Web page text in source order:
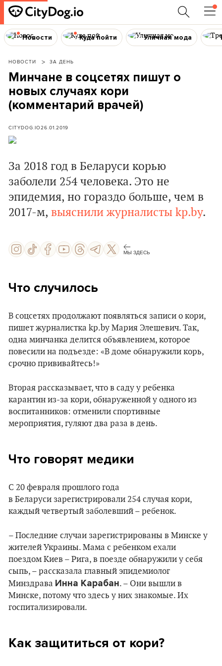
Новости Куда пойти Уличная мода
НОВОСТИ ЗА ДЕНЬ
Минчане в соцсетях пишут о
новых случаях кори
(комментарий врачей)
CITYDOG.IO26.01.2019
За 2018 год в Беларуси корью
заболели 254 человека. Это не
эпидемия, но гораздо больше, чем в
2017-м, выяснили журналисты kp.by.
МЫ ЗДЕСЬ
Что случилось
В соцсетях продолжают появляться записи о кори,
пишет журналистка kp.by Мария Элешевич. Так,
одна минчанка делится объявлением, которое
повесили на подъезде: «В доме обнаружили корь,
срочно прививайтесь!»
Вторая рассказывает, что в саду у ребенка
карантин из-за кори, обнаруженной у одного из
воспитанников: отменили спортивные
мероприятия, гуляют два раза в день.
Что говорят медики
С 20 февраля прошлого года
в Беларуси зарегистрировали 254 случая кори,
каждый четвертый заболевший – ребенок.
– Последние случаи зарегистрированы в Минске у
жителей Украины. Мама с ребенком ехали
поездом Киев – Рига, в поезде обнаружили у себя
сыпь, – рассказала главный эпидемиолог
Минздрава Инна Карабан. – Они вышли в
Минске, потому что здесь у них знакомые. Их
госпитализировали.
Как защититься от кори?